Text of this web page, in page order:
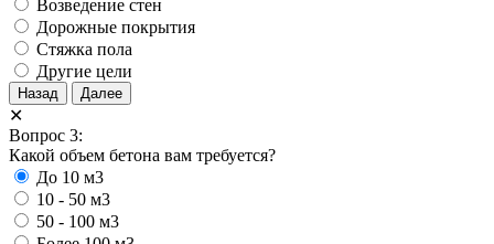
Возведение стен
Дорожные покрытия
Стяжка пола
Другие цели
Назад Далее
✕
Вопрос 3:
Какой объем бетона вам требуется?
До 10 м3
10 - 50 м3
50 - 100 м3